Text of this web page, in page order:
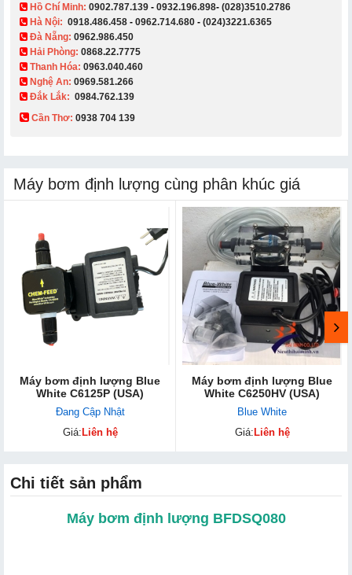
​ Hồ Chí Minh: 0902.787.139 - 0932.196.898- (028)3510.2786
Hà Nội: 0918.486.458 - 0962.714.680 - (024)3221.6365
Đà Nẵng: 0962.986.450
Hải Phòng: 0868.22.7775
Thanh Hóa: 0963.040.460
Nghệ An: 0969.581.266
Đắk Lắk: 0984.762.139
Cần Thơ: 0938 704 139​
Máy bơm định lượng cùng phân khúc giá
Máy bơm định lượng Blue
White C6125P (USA)
Đang Cập Nhật
Giá: Liên hệ
Máy bơm định lượng Blue
White C6250HV (USA)
Blue White
Giá: Liên hệ
Chi tiết sản phẩm
Máy bơm định lượng BFDSQ080